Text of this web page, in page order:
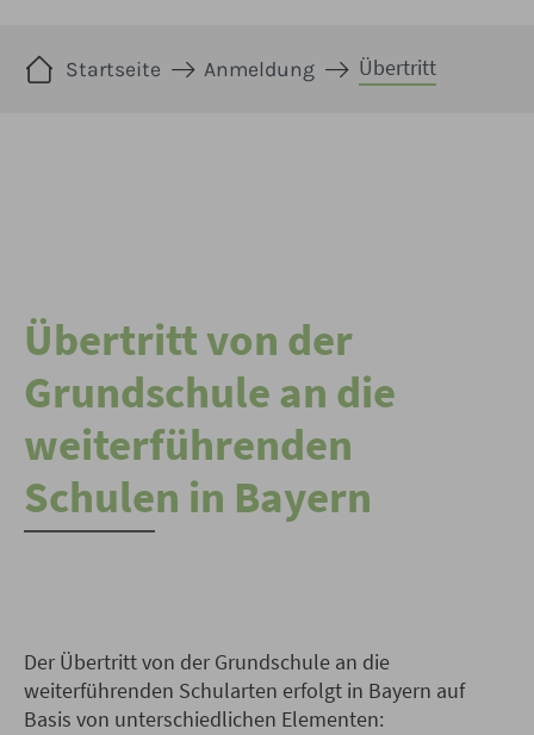
Startseite Anmeldung Übertritt
Übertritt von der
Grundschule an die
weiterführenden
Schulen in Bayern
Der Übertritt von der Grundschule an die
weiterführenden Schularten erfolgt in Bayern auf
Basis von unterschiedlichen Elementen: